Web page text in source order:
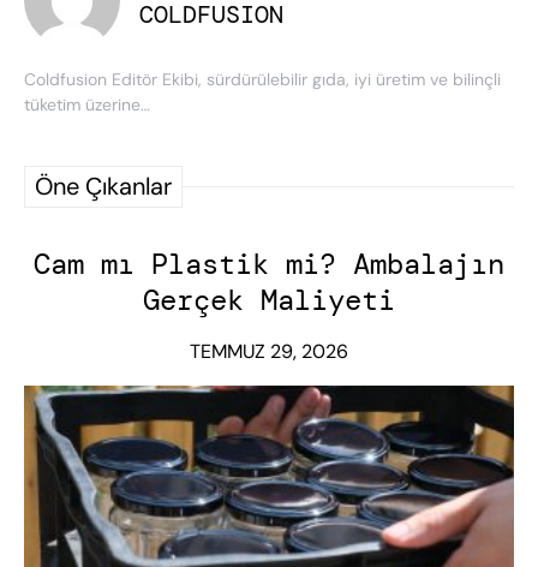
COLDFUSION
Coldfusion Editör Ekibi, sürdürülebilir gıda, iyi üretim ve bilinçli
tüketim üzerine…
Öne Çıkanlar
Cam mı Plastik mi? Ambalajın
Gerçek Maliyeti
TEMMUZ 29, 2026